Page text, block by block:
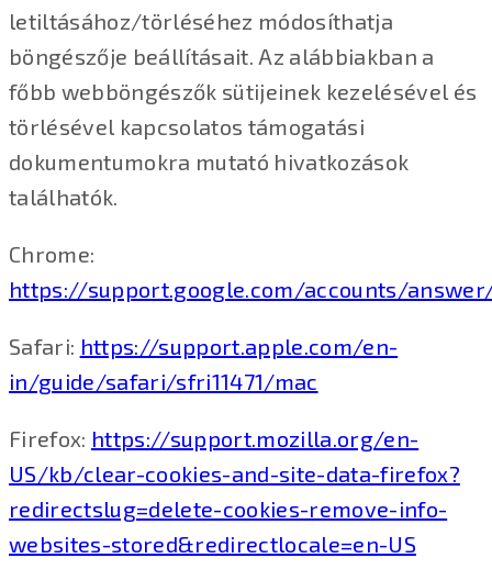
letiltásához/törléséhez módosíthatja
böngészője beállításait. Az alábbiakban a
főbb webböngészők sütijeinek kezelésével és
törlésével kapcsolatos támogatási
dokumentumokra mutató hivatkozások
találhatók.
Chrome:
https://support.google.com/accounts/
Safari: https://support.apple.com/en-
in/guide/safari/sfri11471/mac
Firefox: https://support.mozilla.org/en-
US/kb/clear-cookies-and-site-data-firefox?
redirectslug=delete-cookies-remove-info-
websites-stored&redirectlocale=en-US